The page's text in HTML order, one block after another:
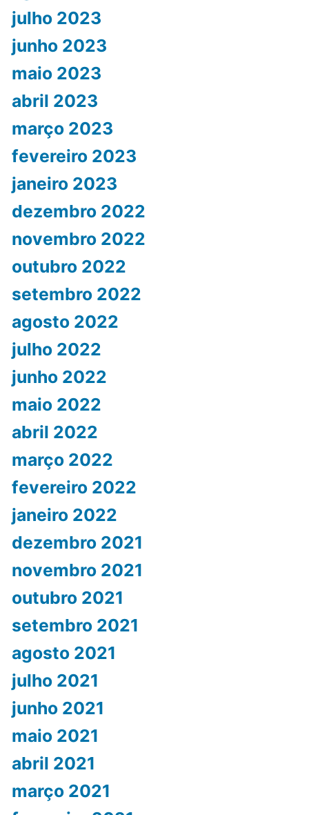
julho 2023
junho 2023
maio 2023
abril 2023
março 2023
fevereiro 2023
janeiro 2023
dezembro 2022
novembro 2022
outubro 2022
setembro 2022
agosto 2022
julho 2022
junho 2022
maio 2022
abril 2022
março 2022
fevereiro 2022
janeiro 2022
dezembro 2021
novembro 2021
outubro 2021
setembro 2021
agosto 2021
julho 2021
junho 2021
maio 2021
abril 2021
março 2021